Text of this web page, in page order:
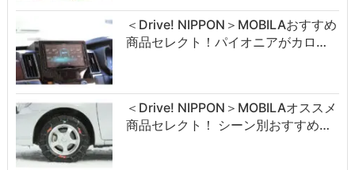
＜Drive! NIPPON＞MOBILAおすすめ
商品セレクト！パイオニアがカロ…
＜Drive! NIPPON＞MOBILAオススメ
商品セレクト！ シーン別おすすめ…